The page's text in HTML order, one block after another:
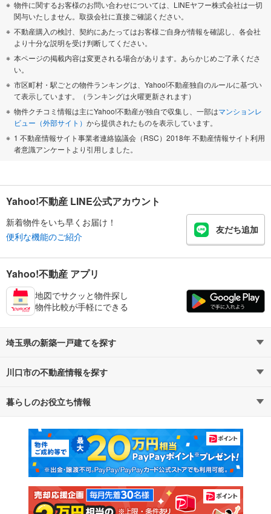
物件に関するお客様のお問い合わせについては、LINEヤフー株式会社は一切
関与いたしません。取扱会社に直接ご確認ください。
不動産購入の検討、契約にあたってはお客様ご自身が情報を確認し、各会社
より十分な説明を受け判断してください。
本ページの掲載内容は変更される場合があります。あらかじめご了承くださ
い。
市区町村・駅ごとの物件ランキングは、Yahoo!不動産独自のルールに基づい
て表示しています。（ランキングは火曜更新されます）
物件クチコミ情報は主にYahoo!不動産が独自で収集し、一部はマンションレ
ビュー（外部サイト） から提供されたものを表示しています。
1 不動産情報サイト事業者連絡協議会（RSC）2018年 不動産情報サイト利用
者意識アンケートより引用しました。
Yahoo!不動産 LINE公式アカウント
新着物件をいち早くお届け！
便利な機能のご紹介
友だち追加
Yahoo!不動産 アプリ
地図でサクッと物件探し
物件比較が手軽にできる
埼玉県の新築一戸建てを探す
路線・駅から探す
通勤・通学時間から探す
川口市の不動産情報を探す
不動産・住宅
新築マンション 中古マンション
新築一戸建て 中古一戸建て
注文住宅 土地
暮らしのお役立ち情報
マンションカタログ 教えて！住まいの先生